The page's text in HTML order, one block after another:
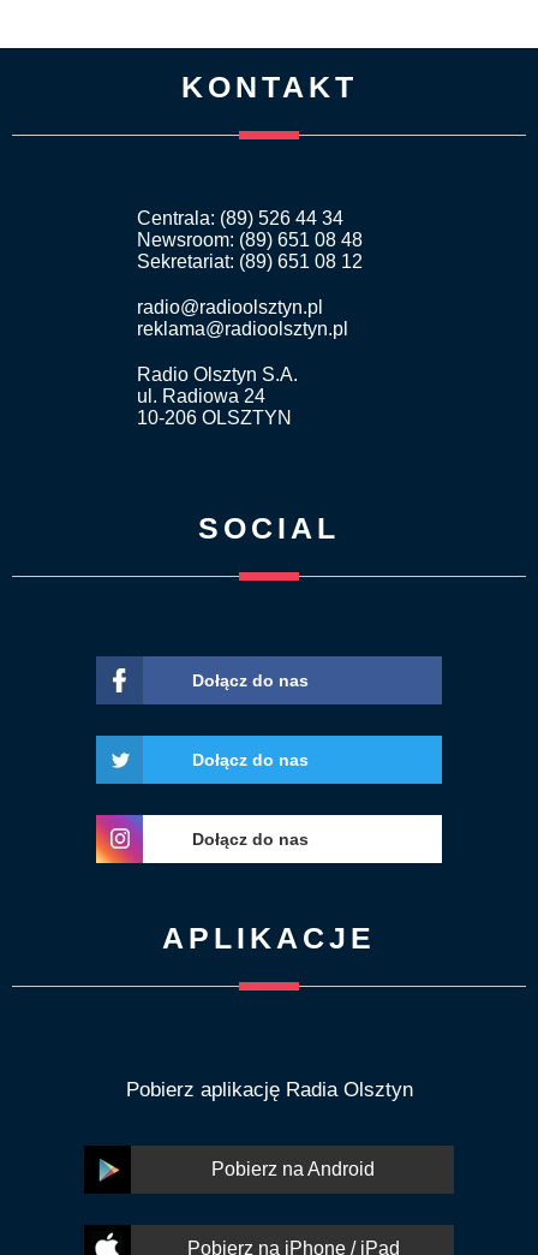
KONTAKT
Centrala: (89) 526 44 34
Newsroom: (89) 651 08 48
Sekretariat: (89) 651 08 12
radio@radioolsztyn.pl
reklama@radioolsztyn.pl
Radio Olsztyn S.A.
ul. Radiowa 24
10-206 OLSZTYN
SOCIAL
Dołącz do nas
Dołącz do nas
Dołącz do nas
APLIKACJE
Pobierz aplikację Radia Olsztyn
Pobierz na Android
Pobierz na iPhone / iPad